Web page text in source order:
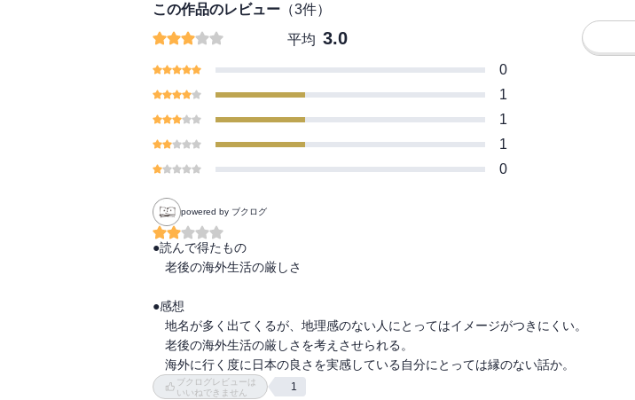
この作品のレビュー （3件）
平均 3.0
0
1
1
1
0
powered by ブクログ
●読んで得たもの
老後の海外生活の厳しさ
●感想
地名が多く出てくるが、地理感のない人にとってはイメージがつきにくい。
老後の海外生活の厳しさを考えさせられる。
海外に行く度に日本の良さを実感している自分にとっては縁のない話か。
ブクログレビューは
いいねできません
1